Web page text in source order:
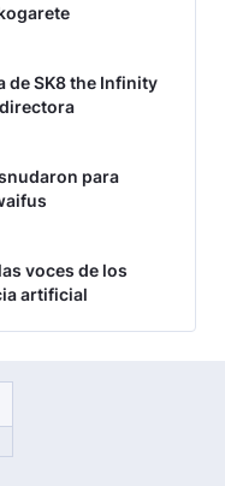
de SK8 the Infinity
para
voces de los
artificial